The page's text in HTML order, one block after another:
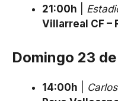
21:00h
Villarreal CF –
Domingo 23
14:00h